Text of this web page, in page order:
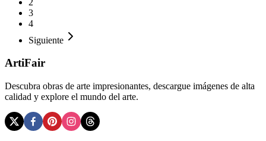
3
4
Siguiente
ArtiFair
Descubra obras de arte impresionantes, descargue imágenes de alta
calidad y explore el mundo del arte.